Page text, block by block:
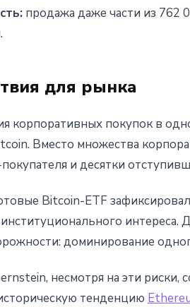
продажа даже части из 762
для рынка
корпоративных покупок в
Вместо множества
и десятки
Bitcoin-ETF
интереса.
доминирование
несмотря на эти
тенденцию